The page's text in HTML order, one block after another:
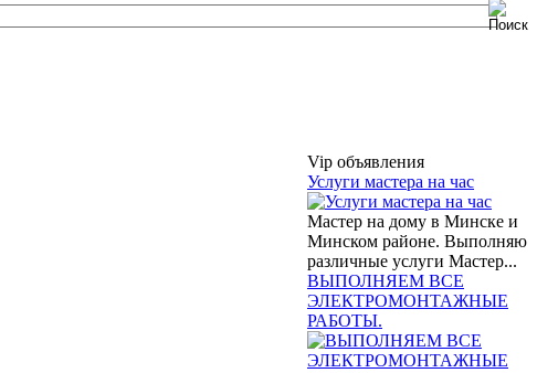
Vip объявления
Услуги мастера на час
Мастер на дому в Минске и
Минском районе. Выполняю
различные услуги Мастер...
ВЫПОЛНЯЕМ ВСЕ
ЭЛЕКТРОМОНТАЖНЫЕ
РАБОТЫ.